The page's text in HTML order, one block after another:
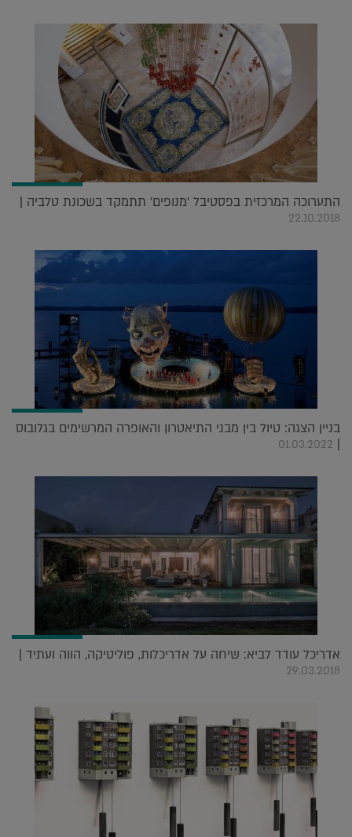
התערוכה המרכזית בפסטיבל 'מנופים' תתמקד בשכונת טלביה |
22.10.2018
בניין הצגה: טיול בין מבני התיאטרון והאופרה המרשימים בגלובוס
|
01.03.2022
אדריכל עודד לביא: שיחה על אדריכלות, פוליטיקה, הווה ועתיד |
29.03.2018